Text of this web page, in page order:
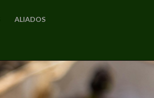
ALIADOS